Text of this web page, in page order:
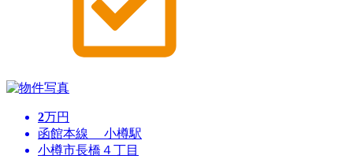
2万円
函館本線 小樽駅
小樽市長橋４丁目